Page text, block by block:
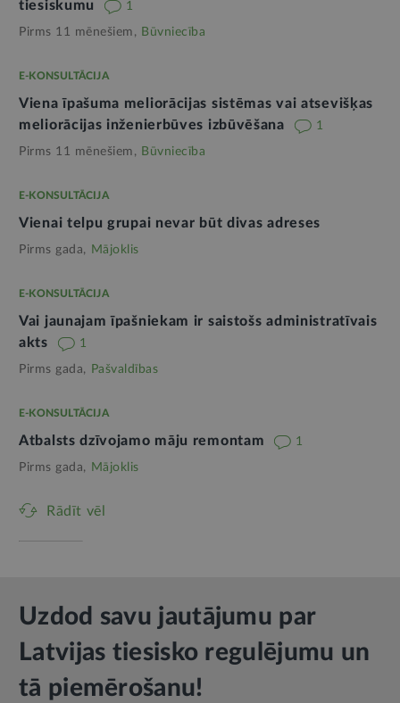
tiesiskumu
1
Pirms 11 mēnešiem, Būvniecība
E-KONSULTĀCIJA
Viena īpašuma meliorācijas sistēmas vai atsevišķas
meliorācijas inženierbūves izbūvēšana
1
Pirms 11 mēnešiem, Būvniecība
E-KONSULTĀCIJA
Vienai telpu grupai nevar būt divas adreses
Pirms gada, Mājoklis
E-KONSULTĀCIJA
Vai jaunajam īpašniekam ir saistošs administratīvais
akts
1
Pirms gada, Pašvaldības
E-KONSULTĀCIJA
Atbalsts dzīvojamo māju remontam 1
Pirms gada, Mājoklis
Rādīt vēl
Uzdod savu jautājumu par
Latvijas tiesisko regulējumu un
tā piemērošanu!